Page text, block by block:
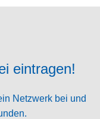
eintragen!
Netzwerk bei und